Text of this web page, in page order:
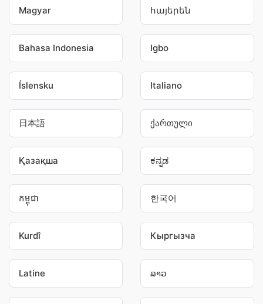
Magyar հայերեն
Bahasa Indonesia Igbo
Íslensku Italiano
日本語 ქართული
Қазақша ಕನ್ನಡ
កម្ពុជា 한국어
Kurdî Кыргызча
Latine ລາວ